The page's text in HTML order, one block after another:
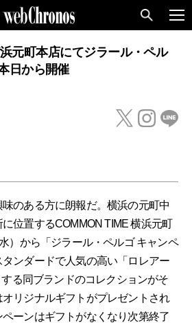
元町本店にてジラール・ペル
日から開催
のある方に朗報だ。横浜の元町中
位置するCOMMON TIME 横浜元町
）から「ジラール・ペルゴ キャンペ
ンダードで人気の高い「ロレアー
する同ブランドのコレクションがそ
リジナルギフトがプレゼントされ
ーンはギフトがなくなり次第終了